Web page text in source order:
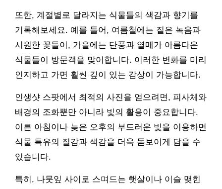
또한, 계절별로 달라지는 식물들의 색감과 향기를
기록해보세요. 예를 들어, 여름철에는 짙은 녹음과
시원한 꽃들이, 가을에는 단풍과 열매가 아름다운
식물들이 방문객을 맞이합니다. 이러한 변화를 미리
인지하고 가면 훨씬 깊이 있는 감상이 가능합니다.
인생샷 스팟에서 최적의 사진을 얻으려면, 피사체와
배경의 조화뿐만 아니라 빛의 활용이 중요합니다.
이른 아침이나 늦은 오후의 부드러운 빛을 이용하면
식물 특유의 질감과 색감을 더욱 돋보이게 담을 수
있습니다.
특히, 나뭇잎 사이로 스며드는 햇살이나 이슬 맺힌